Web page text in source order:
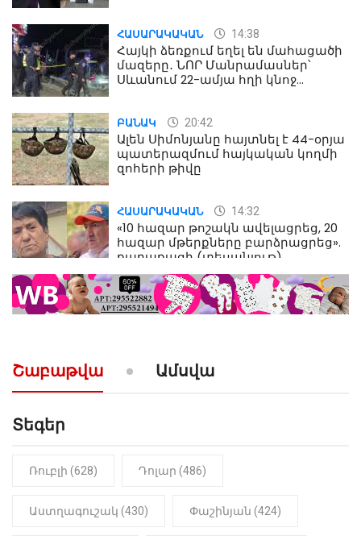
ՀԱՍԱՐԱԿԱԿԱՆ 14:38
Հայկի ձեռքում եղել են մահացածի
մազերը․ ՆՈՐ Մանրամասներ՝
Սևանում 22-ամյա հղի կնոջ
ԲԱՆԱԿ 20:42
Ալեն Սիմոնյանը հայտնել է 44-օրյա
պատերազմում հայկական կողմի
զոհերի թիվը
ՀԱՍԱՐԱԿԱԿԱՆ 14:32
«10 հազար թոշակն ավելացրեց, 20
հազար մթերքները բարձրացրեց».
քաղաքացի (տեսանյութ)
ՔԱՂԱՔԱԿԱՆ 10:52
«Լեզվիդ տալու փոխարեն
Սաղաթելյան (տեսանյութ)
Շաբաթվա Ամսվա
Տեգեր
Ռուբլի (628) Դոլար (486)
Աստղագուշակ (430) Փաշինյան (424)